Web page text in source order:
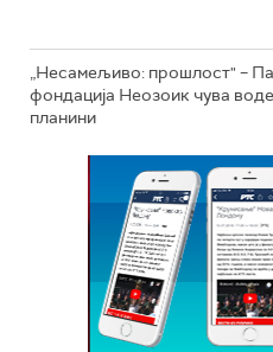
„Несамељиво: прошлост" –
фондација Неозоик чува
планини